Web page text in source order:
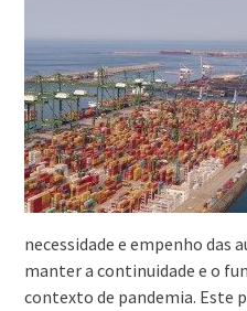
necessidade e empenho das
manter a continuidade e o
contexto de pandemia. Este